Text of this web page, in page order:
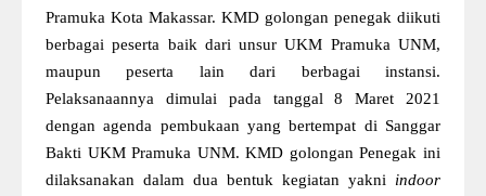
Pramuka Kota Makassar. KMD golongan penegak diikuti
berbagai peserta baik dari unsur UKM Pramuka UNM,
maupun peserta lain dari berbagai instansi.
Pelaksanaannya dimulai pada tanggal 8 Maret 2021
dengan agenda pembukaan yang bertempat di Sanggar
Bakti UKM Pramuka UNM. KMD golongan Penegak ini
dilaksanakan dalam dua bentuk kegiatan yakni indoor